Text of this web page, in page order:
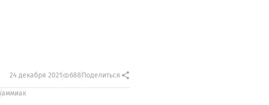
24 декабря 2021 688Поделиться
аммиак